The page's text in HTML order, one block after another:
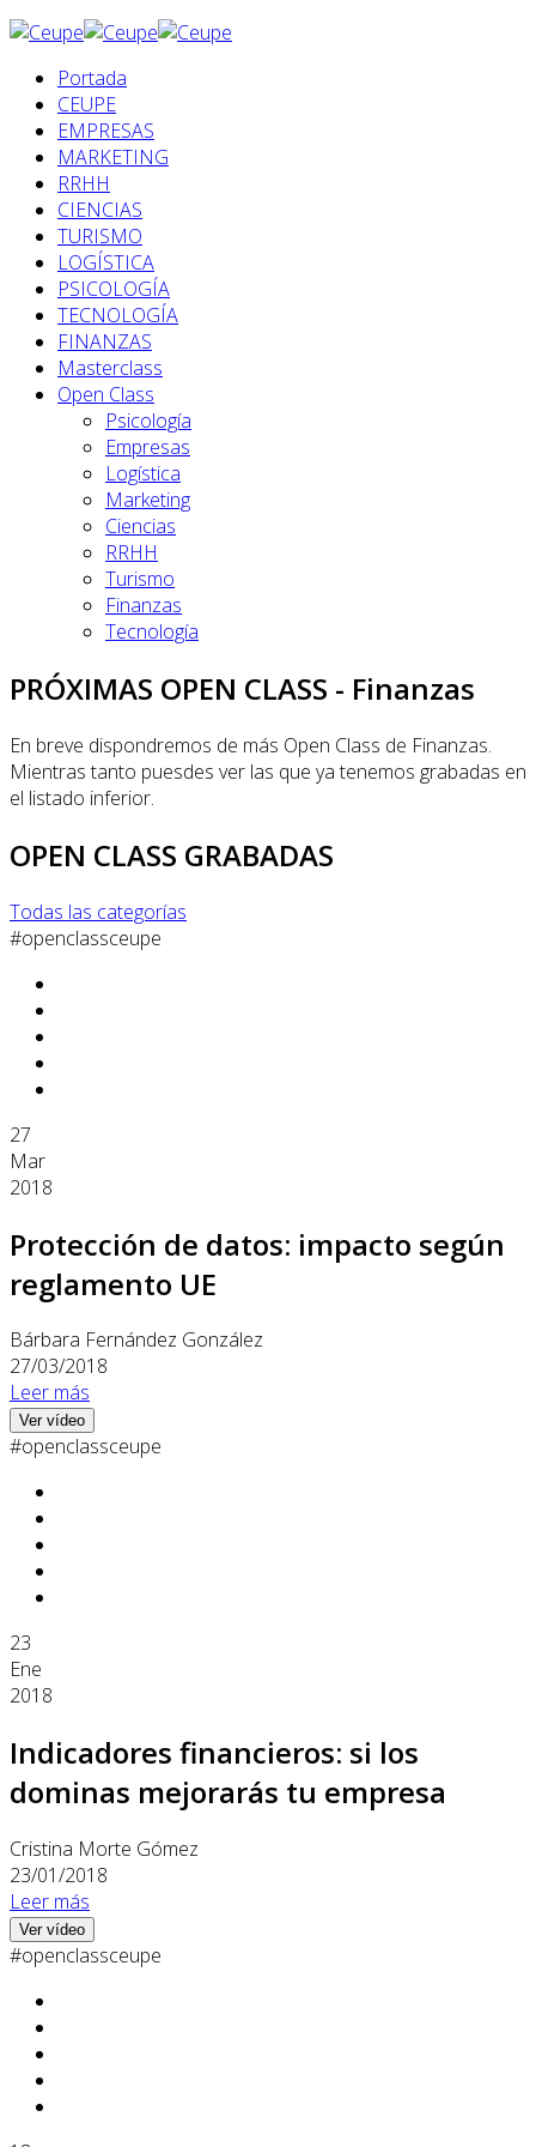
Portada
CEUPE
EMPRESAS
MARKETING
RRHH
CIENCIAS
TURISMO
LOGÍSTICA
PSICOLOGÍA
TECNOLOGÍA
FINANZAS
Masterclass
Open Class
Psicología
Empresas
Logística
Marketing
Ciencias
RRHH
Turismo
Finanzas
Tecnología
PRÓXIMAS OPEN CLASS - Finanzas
En breve dispondremos de más Open Class de Finanzas.
Mientras tanto puesdes ver las que ya tenemos grabadas en
el listado inferior.
OPEN CLASS GRABADAS
Todas las categorías
#openclassceupe
27
Mar
2018
Protección de datos: impacto según
reglamento UE
Bárbara Fernández González
27/03/2018
Leer más
Ver vídeo
#openclassceupe
23
Ene
2018
Indicadores financieros: si los
dominas mejorarás tu empresa
Cristina Morte Gómez
23/01/2018
Leer más
Ver vídeo
#openclassceupe